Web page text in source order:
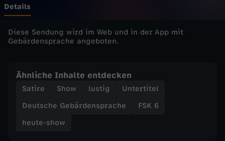
e
u
e
-
s
Details
Diese Sendung wird im Web und in der App mit
Gebärdensprache angeboten.
Ähnliche Inhalte entdecken
Satire Show lustig
Untertitel
Deutsche Gebärdensprache
FSK 6
heute-show